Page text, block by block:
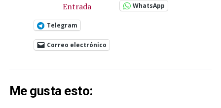
Entrada WhatsApp
Telegram
Correo electrónico
Me gusta esto: